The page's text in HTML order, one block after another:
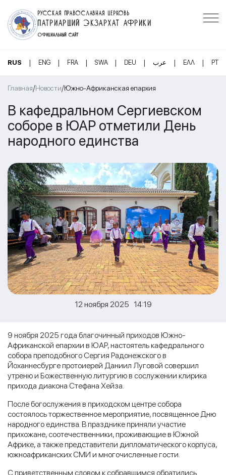
РУССКАЯ ПРАВОСЛАВНАЯ ЦЕРКОВЬ
ПАТРИАРШИЙ ЭКЗАРХАТ АФРИКИ
ОФИЦИАЛЬНЫЙ САЙТ
RUS | ENG | FRA | SWA | DEU | عرب | ΕΛΛ | PT
Главная/Новости/Южно-Африканская епархия
В кафедральном Сергиевском
соборе в ЮАР отметили День
народного единства
12 ноября 2025 14:19
9 ноября 2025 года благочинный приходов Южно-
Африканской епархии в ЮАР, настоятель кафедрального
собора преподобного Сергия Радонежского в
Йоханнесбурге протоиерей Даниил Луговой совершил
утреню и Божественную литургию в сослужении клирика
прихода диакона Стефана Хейза.
После богослужения в приходском центре собора
состоялось торжественное мероприятие, посвященное Дню
народного единства. В празднике приняли участие
прихожане, соотечественники, проживающие в Южной
Африке, а также представители дипломатического корпуса,
южноафриканских СМИ и многочисленные гости.
С приветственным словом к собравшимся обратились